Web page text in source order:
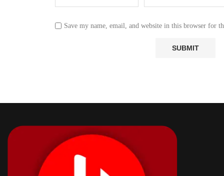
Save my name, email, and website in this browser for